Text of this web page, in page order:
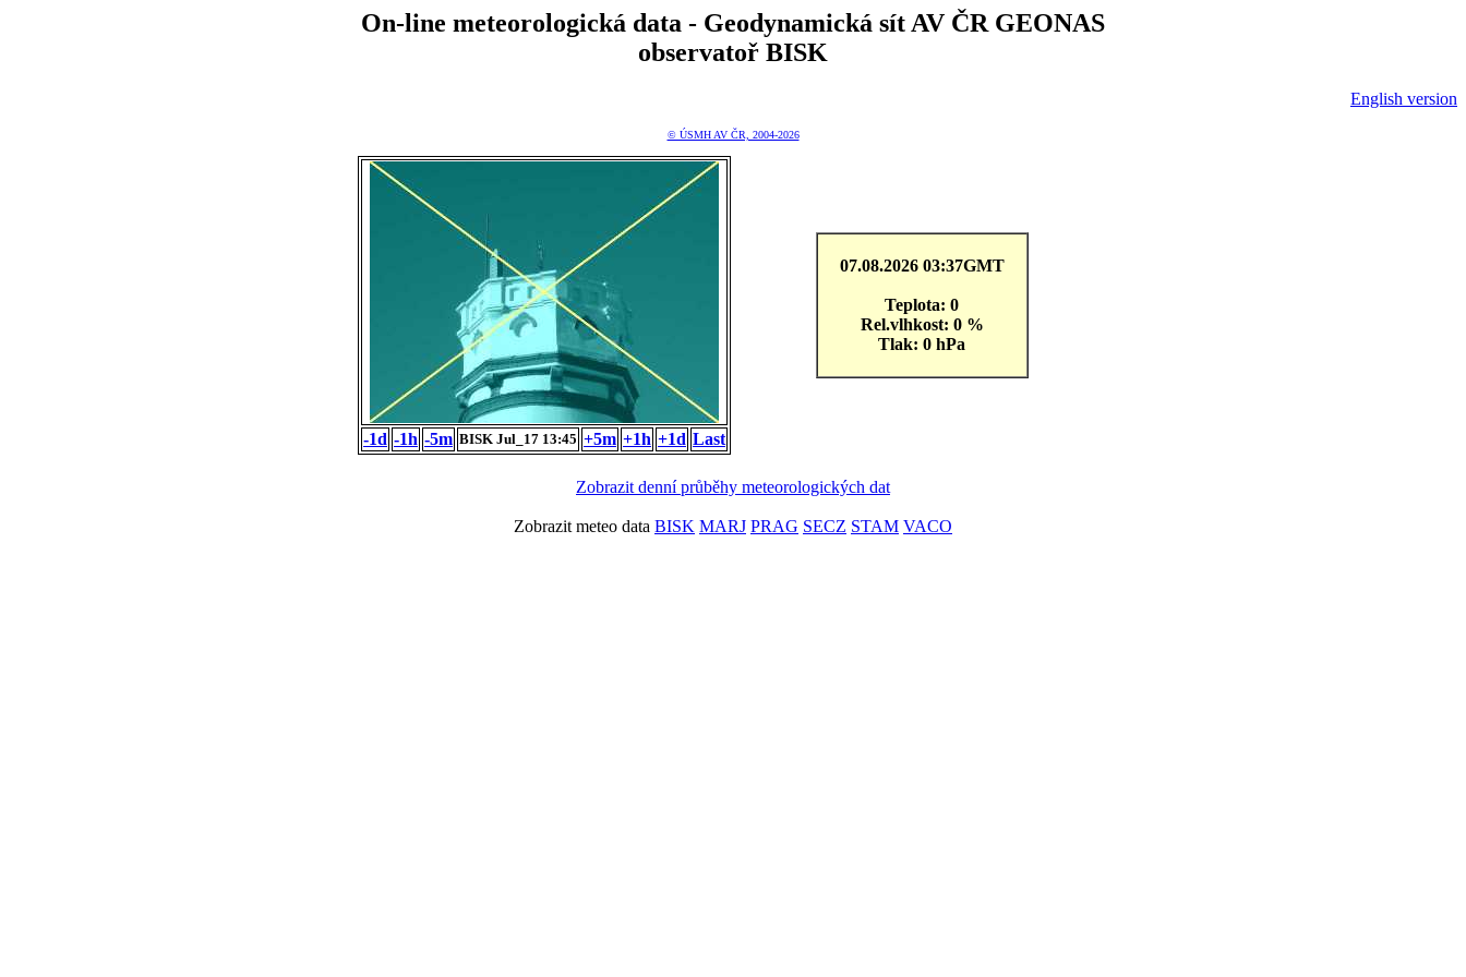
On-line meteorologická data - Geodynamická sít AV ČR GEONAS
observatoř BISK
English version
© ÚSMH AV ČR, 2004-2026
-1d -1h -5m BISK Jul_17 13:45 +5m +1h +1d Last
07.08.2026 03:37GMT
Teplota: 0
Rel.vlhkost: 0 %
Tlak: 0 hPa
Zobrazit denní průběhy meteorologických dat
Zobrazit meteo data BISK MARJ PRAG SECZ STAM VACO